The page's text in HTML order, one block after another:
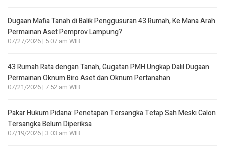
Dugaan Mafia Tanah di Balik Penggusuran 43 Rumah, Ke Mana Arah
Permainan Aset Pemprov Lampung?
07/27/2026 | 5:07 am WIB
43 Rumah Rata dengan Tanah, Gugatan PMH Ungkap Dalil Dugaan
Permainan Oknum Biro Aset dan Oknum Pertanahan
07/21/2026 | 7:52 am WIB
Pakar Hukum Pidana: Penetapan Tersangka Tetap Sah Meski Calon
Tersangka Belum Diperiksa
07/19/2026 | 3:03 am WIB